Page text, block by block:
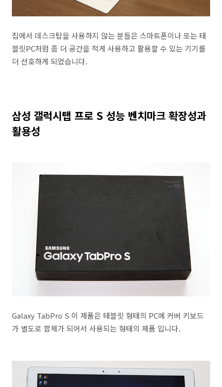
집에서 데스크탑을 사용하지 않는 분들은 스마트폰이나 또는 태
블릿PC처럼 좀 더 공간을 적게 사용하고 활용할 수 있는 기기를
더 선호하게 되었습니다.
삼성 갤럭시탭 프로 S 성능 벤치마크 확장성과
활용성
Galaxy TabPro S 이 제품은 태블릿 형태의 PC에 커버 키보드
가 별도로 합체가 되어서 사용되는 형태의 제품 입니다.